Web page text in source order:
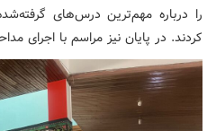
را درباره مهم‌ترین درس‌های
کردند. در پایان نیز مراسم با اجرای